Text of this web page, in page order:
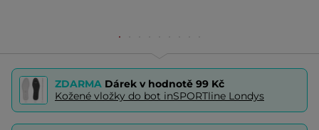
ZDARMA Dárek v hodnotě 99 Kč
Kožené vložky do bot inSPORTline Londys